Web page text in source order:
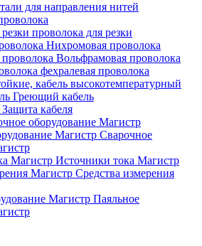
для направления нитей
проволока для резки
Нихромовая проволока
Вольфрамовая проволока
фехралевая проволока
кабель высокотемпературный
Греющий кабель
Защита кабеля
оборудование Магистр
Сварочное
Источники тока Магистр
Средства измерения
Паяльное